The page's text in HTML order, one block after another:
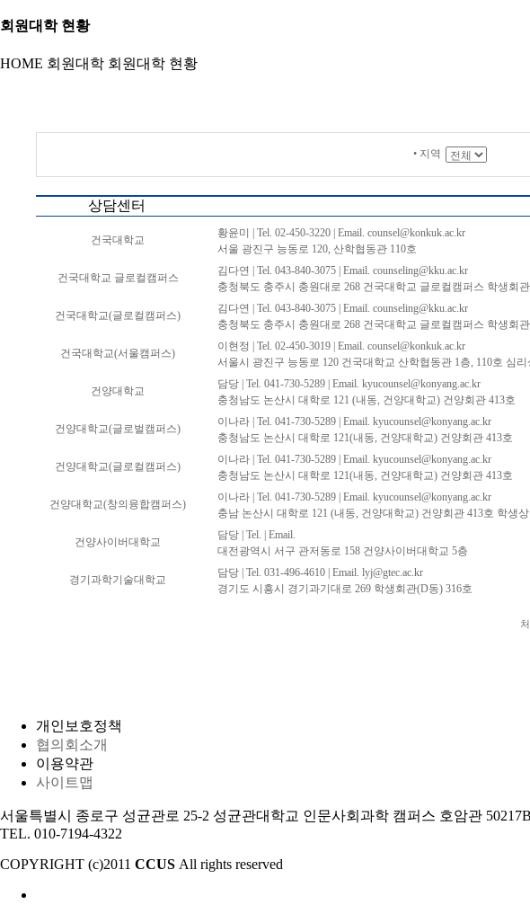
회원대학 현황
HOME 회원대학 회원대학 현황
• 지역
상담센터
건국대학교
황윤미 | Tel. 02-450-3220 | Email. counsel@konkuk.ac.kr
서울 광진구 능동로 120, 산학협동관 110호
건국대학교 글로컬캠퍼스
김다연 | Tel. 043-840-3075 | Email. counseling@kku.ac.kr
충청북도 충주시 충원대로 268 건국대학교 글로컬캠퍼스 학생회
건국대학교(글로컬캠퍼스)
김다연 | Tel. 043-840-3075 | Email. counseling@kku.ac.kr
충청북도 충주시 충원대로 268 건국대학교 글로컬캠퍼스 학생회
건국대학교(서울캠퍼스)
이현정 | Tel. 02-450-3019 | Email. counsel@konkuk.ac.kr
서울시 광진구 능동로 120 건국대학교 산학협동관 1층, 110호 심리
건양대학교
담당 | Tel. 041-730-5289 | Email. kyucounsel@konyang.ac.kr
충청남도 논산시 대학로 121 (내동, 건양대학교) 건양회관 413호
건양대학교(글로벌캠퍼스)
이나라 | Tel. 041-730-5289 | Email. kyucounsel@konyang.ac.kr
충청남도 논산시 대학로 121(내동, 건양대학교) 건양회관 413호
건양대학교(글로컬캠퍼스)
이나라 | Tel. 041-730-5289 | Email. kyucounsel@konyang.ac.kr
충청남도 논산시 대학로 121(내동, 건양대학교) 건양회관 413호
건양대학교(창의융합캠퍼스)
이나라 | Tel. 041-730-5289 | Email. kyucounsel@konyang.ac.kr
충남 논산시 대학로 121 (내동, 건양대학교) 건양회관 413호 학생
건양사이버대학교
담당 | Tel. | Email.
대전광역시 서구 관저동로 158 건양사이버대학교 5층
경기과학기술대학교
담당 | Tel. 031-496-4610 | Email. lyj@gtec.ac.kr
경기도 시흥시 경기과기대로 269 학생회관(D동) 316호
개인보호정책
협의회소개
이용약관
사이트맵
서울특별시 종로구 성균관로 25-2 성균관대학교 인문사회과학 캠퍼스 호암관
TEL. 010-7194-4322
COPYRIGHT (c)2011 CCUS All rights reserved